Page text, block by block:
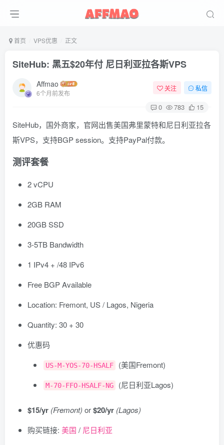
首页 VPS优惠 正文
SiteHub: 黑五$20年付 尼日利亚拉各斯VPS
Affmao
6个月前发布
关注 私信
0 783 15
SiteHub，国外商家，官网出售美国弗里蒙特和尼日利亚拉各
斯VPS，支持BGP session。支持PayPal付款。
测评套餐
2 vCPU
2GB RAM
20GB SSD
3-5TB Bandwidth
1 IPv4 + /48 IPv6
Free BGP Available
Location: Fremont, US / Lagos, Nigeria
Quantity: 30 + 30
优惠码
US-M-YOS-70-HSALF (美国Fremont)
M-70-FFO-HSALF-NG (尼日利亚Lagos)
$15/yr (Fremont) or$20/yr (Lagos)
购买链接: 美国 / 尼日利亚